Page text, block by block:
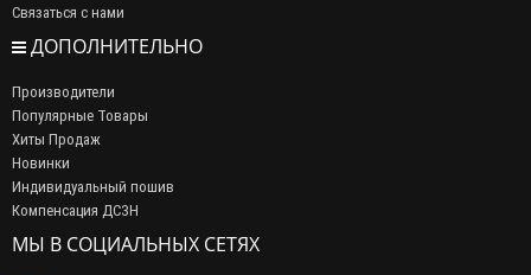
Связаться с нами
ДОПОЛНИТЕЛЬНО
Производители
Популярные Товары
Хиты Продаж
Новинки
Индивидуальный пошив
Компенсация ДСЗН
МЫ В СОЦИАЛЬНЫХ СЕТЯХ